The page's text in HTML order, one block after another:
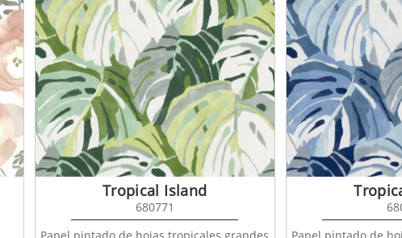
Tropical Island
680771